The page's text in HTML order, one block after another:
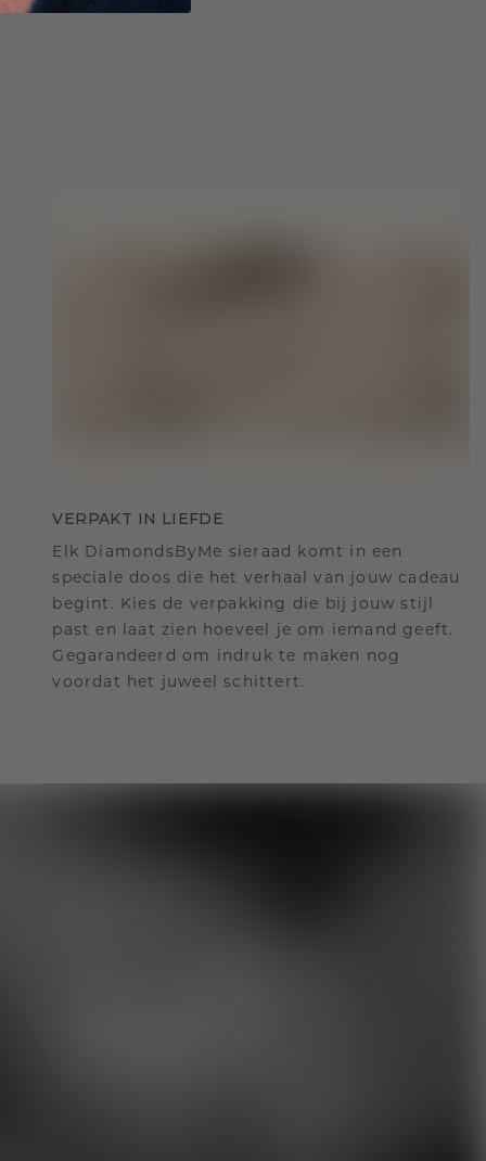
VERPAKT IN LIEFDE
Elk DiamondsByMe sieraad komt in een
speciale doos die het verhaal van jouw cadeau
begint. Kies de verpakking die bij jouw stijl
past en laat zien hoeveel je om iemand geeft.
Gegarandeerd om indruk te maken nog
voordat het juweel schittert.